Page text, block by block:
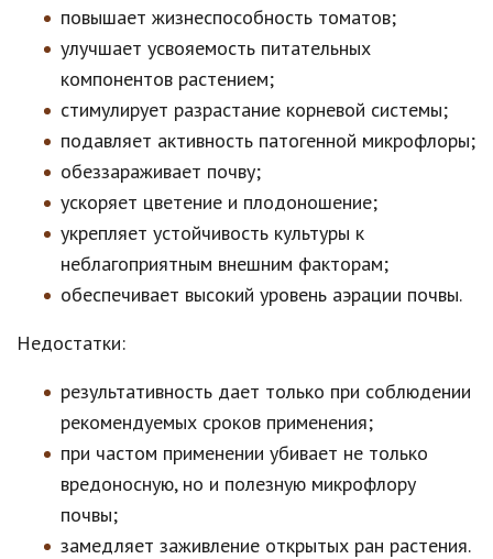
повышает жизнеспособность томатов;
улучшает усвояемость питательных
компонентов растением;
стимулирует разрастание корневой системы;
подавляет активность патогенной микрофлоры;
обеззараживает почву;
ускоряет цветение и плодоношение;
укрепляет устойчивость культуры к
неблагоприятным внешним факторам;
обеспечивает высокий уровень аэрации почвы.
Недостатки:
результативность дает только при соблюдении
рекомендуемых сроков применения;
при частом применении убивает не только
вредоносную, но и полезную микрофлору
почвы;
замедляет заживление открытых ран растения.